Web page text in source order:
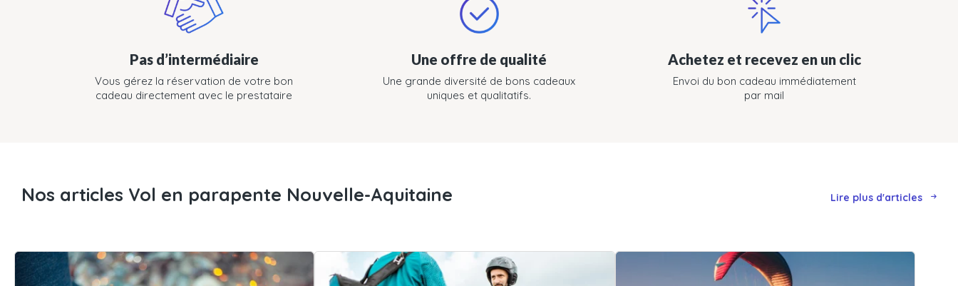
Pas d’intermédiaire
Vous gérez la réservation de votre bon
cadeau directement avec le prestataire
Une offre de qualité
Une grande diversité de bons cadeaux
uniques et qualitatifs.
Achetez et recevez en un clic
Envoi du bon cadeau immédiatement
par mail
Nos articles Vol en parapente Nouvelle-Aquitaine Lire plus d'articles